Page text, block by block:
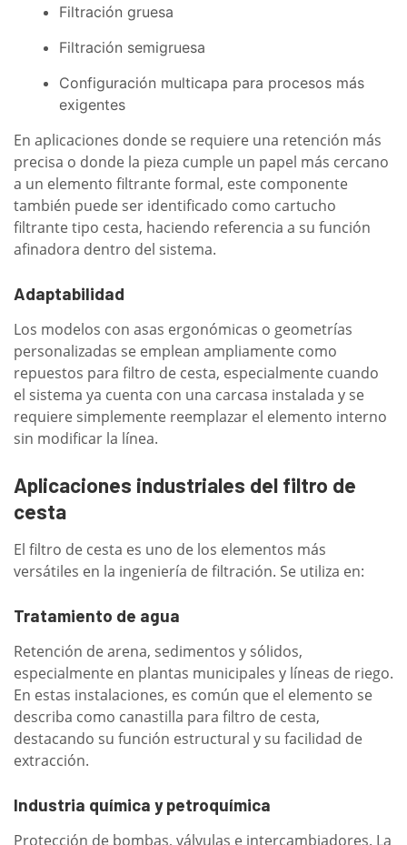
Filtración gruesa
Filtración semigruesa
Configuración multicapa para procesos más
exigentes
En aplicaciones donde se requiere una retención más
precisa o donde la pieza cumple un papel más cercano
a un elemento filtrante formal, este componente
también puede ser identificado como cartucho
filtrante tipo cesta, haciendo referencia a su función
afinadora dentro del sistema.
Adaptabilidad
Los modelos con asas ergonómicas o geometrías
personalizadas se emplean ampliamente como
repuestos para filtro de cesta, especialmente cuando
el sistema ya cuenta con una carcasa instalada y se
requiere simplemente reemplazar el elemento interno
sin modificar la línea.
Aplicaciones industriales del filtro de
cesta
El filtro de cesta es uno de los elementos más
versátiles en la ingeniería de filtración. Se utiliza en:
Tratamiento de agua
Retención de arena, sedimentos y sólidos,
especialmente en plantas municipales y líneas de riego.
En estas instalaciones, es común que el elemento se
describa como canastilla para filtro de cesta,
destacando su función estructural y su facilidad de
extracción.
Industria química y petroquímica
Protección de bombas, válvulas e intercambiadores. La